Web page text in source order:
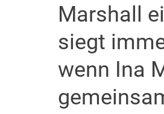
Marshall
siegt
wenn Ina